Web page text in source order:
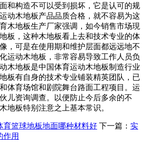
和构造不可以受到损坏，它是认可的规
动木地板产品品质合格，就不容易为这
木地板生产厂家强调，如今销售市场現
板，这种木地板看上去和技术专业的体
，可是在使用期和维护层面都远远地不
运动木地板，非常容易导致工作人员负
木地板是中国体育运动木地板制造行业
板有自身的技术专业铺装精英团队，已
体育场馆和剧院舞台路面工程项目。运
儿资询调查。以便防止今后多余的不
地板特别注意之上基本常识。
育篮球地板地面哪种材料好 下一篇： 实
作用